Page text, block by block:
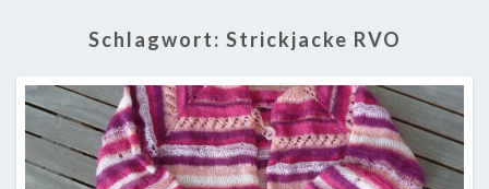
Schlagwort: Strickjacke RVO